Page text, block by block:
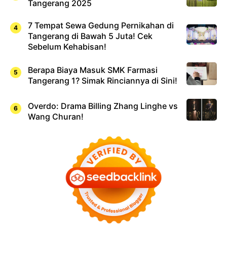
Tangerang 2025
7 Tempat Sewa Gedung Pernikahan di
Tangerang di Bawah 5 Juta! Cek
Sebelum Kehabisan!
Berapa Biaya Masuk SMK Farmasi
Tangerang 1? Simak Rinciannya di Sini!
Overdo: Drama Billing Zhang Linghe vs
Wang Churan!